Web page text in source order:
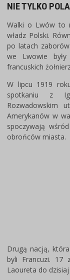
NIE TYLKO
Walki o Lwów to
władz Polski.
po latach
we Lwowie
francuskich
W lipcu 1919
spotkaniu z
Rozwadowskim
Amerykanów w
spoczywają
obrońców miasta.
Drugą nacją,
byli Francuzi. 17
Laoureta do